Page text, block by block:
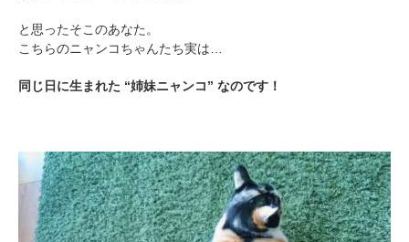
と思ったそこのあなた。
こちらのニャンコちゃんたち実は…
同じ日に生まれた “姉妹ニャンコ” なのです！